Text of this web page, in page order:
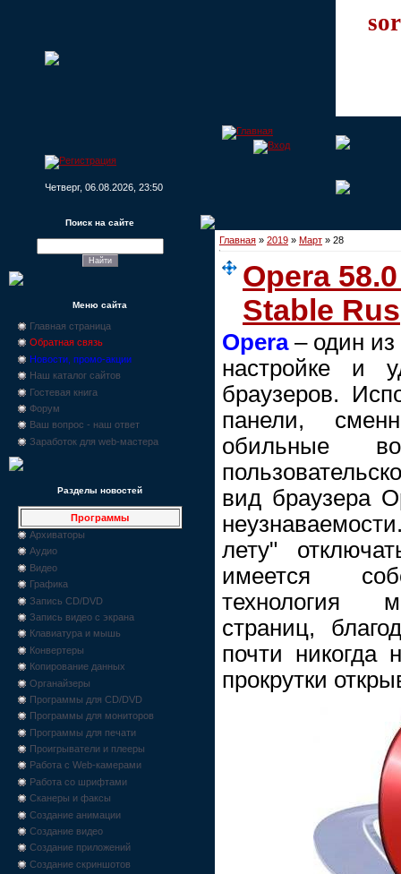
Четверг, 06.08.2026, 23:50
Поиск на сайте
Меню сайта
Главная страница
Обратная связь
Новости, промо-акции
Наш каталог сайтов
Гостевая книга
Форум
Ваш вопрос - наш ответ
Заработок для web-мастера
Разделы новостей
Программы
Архиваторы
Аудио
Видео
Графика
Запись CD/DVD
Запись видео с экрана
Клавиатура и мышь
Конвертеры
Копирование данных
Органайзеры
Программы для CD/DVD
Программы для мониторов
Программы для печати
Проигрыватели и плееры
Работа с Web-камерами
Работа со шрифтами
Сканеры и факсы
Создание анимации
Создание видео
Создание приложений
Создание скриншотов
Главная » 2019 » Март » 28
Opera
Stable Rus
Opera– один из
настройке и
браузеров.
панели,
обильные
вид браузера
лету"
имеется
технология
страниц,
почти никогда
прокрутки